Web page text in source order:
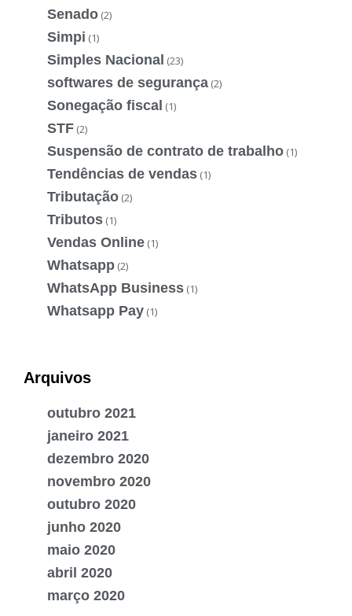
Senado (2)
Simpi (1)
Simples Nacional (23)
softwares de segurança (2)
Sonegação fiscal (1)
STF (2)
Suspensão de contrato de trabalho (1)
Tendências de vendas (1)
Tributação (2)
Tributos (1)
Vendas Online (1)
Whatsapp (2)
WhatsApp Business (1)
Whatsapp Pay (1)
Arquivos
outubro 2021
janeiro 2021
dezembro 2020
novembro 2020
outubro 2020
junho 2020
maio 2020
abril 2020
março 2020